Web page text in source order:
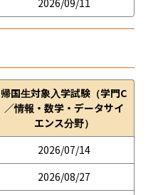
帰国生対象入学試験（学門C
／情報・数学・データサイ
エンス分野）
2026/07/14
2026/08/27